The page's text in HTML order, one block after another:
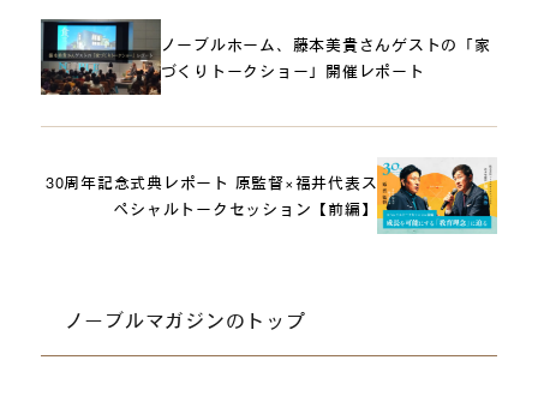
ノーブルホーム、藤本美貴さんゲストの「家
づくりトークショー」開催レポート
30周年記念式典レポート 原監督×福井代表ス
ペシャルトークセッション【前編】
ノーブルマガジンのトップ